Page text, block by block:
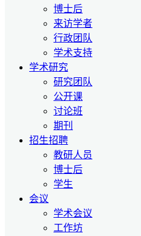
博士后
来访学者
行政团队
学术支持
学术研究
研究团队
公开课
讨论班
期刊
招生招聘
教研人员
博士后
学生
会议
学术会议
工作坊